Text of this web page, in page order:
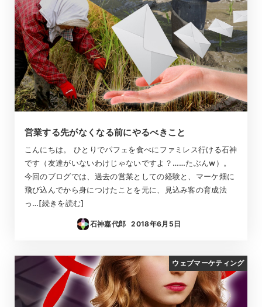
営業する先がなくなる前にやるべきこと
こんにちは。 ひとりでパフェを食べにファミレス行ける石神
です（友達がいないわけじゃないですよ？……たぶんw）。
今回のブログでは、過去の営業としての経験と、マーケ畑に
飛び込んでから身につけたことを元に、見込み客の育成法
っ…[続きを読む]
石神嘉代郎
投稿日
2018年6月5日
ウェブマーケティング